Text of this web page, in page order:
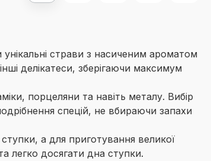
страви з насиченим ароматом
делікатеси, зберігаючи максимум
порцеляни та навіть металу. Вибір
спецій, не вбираючи запахи
а для приготування великої
легко досягати дна ступки.